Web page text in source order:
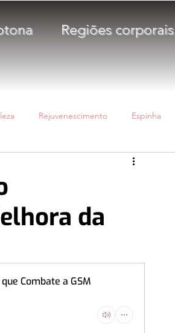
Regiões corporais
Rejuvenescimento Espinha
da
Combate a GSM